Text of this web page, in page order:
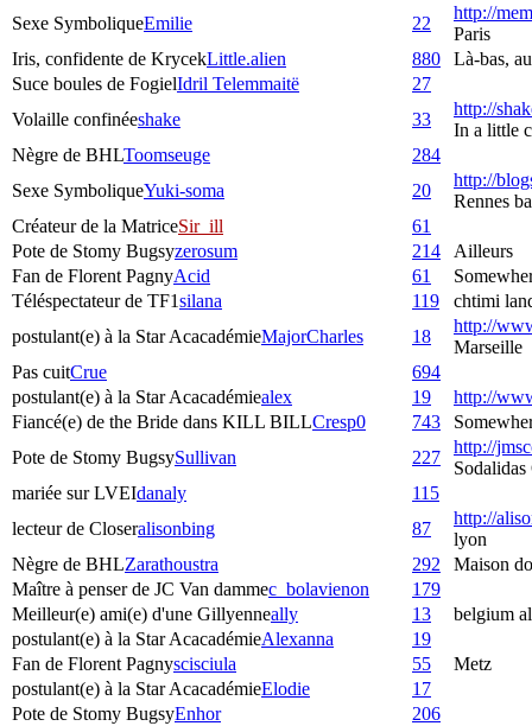
Sexe SymboliqueEmilie 22
http://
Paris
Iris, confidente de KrycekLittle.alien 880
Là-bas,
Suce boules de FogielIdril Telemmaitë
27
Volaille confinéeshake 33
http://
In a little
Nègre de BHLToomseuge
284
Sexe SymboliqueYuki-soma 20
http://
Rennes
Créateur de la MatriceSir_ill
61
Pote de Stomy Bugsyzerosum 214
Ailleurs
Fan de Florent PagnyAcid 61
Téléspectateur de TF1silana 119
chtimi
postulant(e) à la Star AcacadémieMajorCharles 18
http://
Marseille
Pas cuitCrue
694
postulant(e) à la Star Acacadémiealex 19
http://
Fiancé(e) de the Bride dans KILL BILLCresp0 743
Pote de Stomy BugsySullivan 227
http://
mariée sur LVEIdanaly
115
lecteur de Closeralisonbing 87
http://
lyon
Nègre de BHLZarathoustra 292
Maison
Maître à penser de JC Van dammec_bolavienon
179
Meilleur(e) ami(e) d'une Gillyenneally 13
belgium
postulant(e) à la Star AcacadémieAlexanna
19
Fan de Florent Pagnyscisciula 55
Metz
postulant(e) à la Star AcacadémieElodie
17
Pote de Stomy BugsyEnhor
206